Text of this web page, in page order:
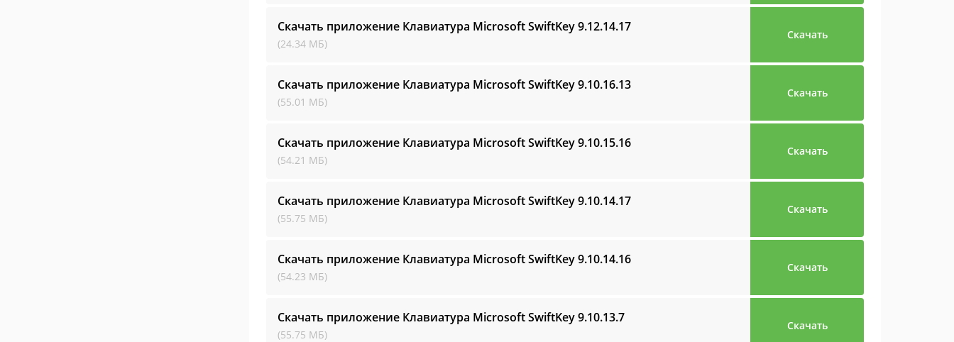
Скачать приложение Клавиатура Microsoft SwiftKey9.12.14.17
(24.34 МБ)
Скачать
Скачать приложение Клавиатура Microsoft SwiftKey9.10.16.13
(55.01 МБ)
Скачать
Скачать приложение Клавиатура Microsoft SwiftKey9.10.15.16
(54.21 МБ)
Скачать
Скачать приложение Клавиатура Microsoft SwiftKey9.10.14.17
(55.75 МБ)
Скачать
Скачать приложение Клавиатура Microsoft SwiftKey9.10.14.16
(54.23 МБ)
Скачать
Скачать приложение Клавиатура Microsoft SwiftKey9.10.13.7
(55.75 МБ)
Скачать